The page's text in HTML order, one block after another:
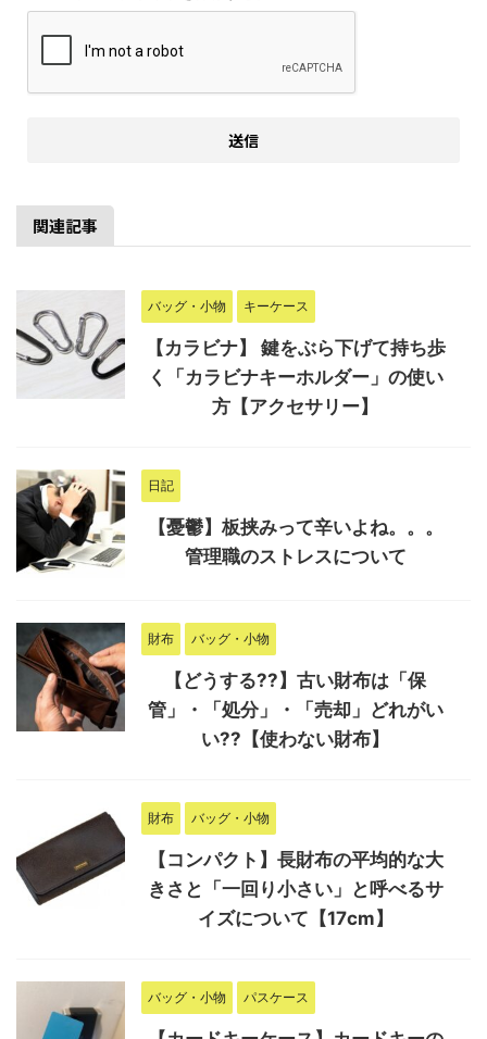
関連記事
バッグ・小物 キーケース
【カラビナ】 鍵をぶら下げて持ち歩
く「カラビナキーホルダー」の使い
方【アクセサリー】
日記
【憂鬱】板挟みって辛いよね。。。
管理職のストレスについて
財布 バッグ・小物
【どうする??】古い財布は「保
管」・「処分」・「売却」どれがい
い??【使わない財布】
財布 バッグ・小物
【コンパクト】長財布の平均的な大
きさと「一回り小さい」と呼べるサ
イズについて【17cm】
バッグ・小物 パスケース